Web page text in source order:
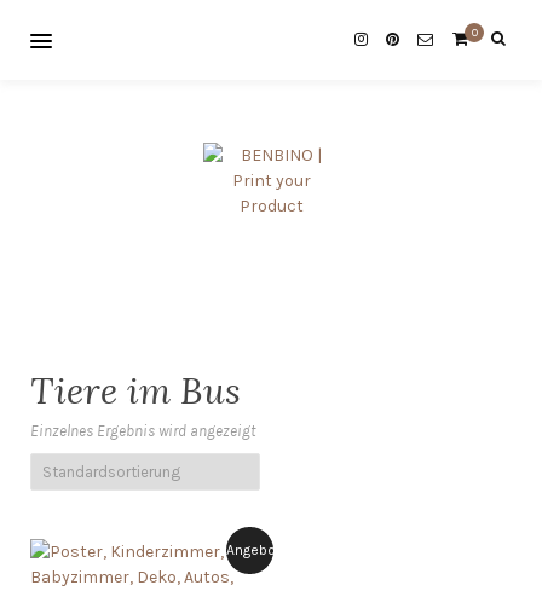
0
Tiere im Bus
Einzelnes Ergebnis wird angezeigt
Angebot!